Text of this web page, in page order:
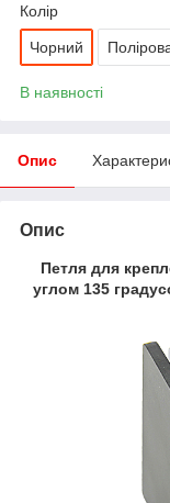
Колір
Чорний
В наявності
Опис
Опис
Петля для
углом 135